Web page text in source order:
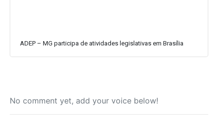
ADEP – MG participa de atividades legislativas em Brasília
No comment yet, add your voice below!